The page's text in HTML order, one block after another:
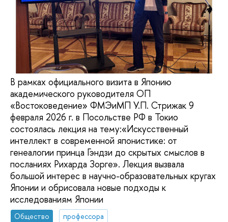
В рамках официального визита в Японию
академического руководителя ОП
«Востоковедение» ФМЭиМП У.П. Стрижак 9
февраля 2026 г. в Посольстве РФ в Токио
состоялась лекция на тему:«Искусственный
интеллект в современной японистике: от
генеалогии принца Гэндзи до скрытых смыслов в
посланиях Рихарда Зорге». Лекция вызвала
большой интерес в научно-образовательных кругах
Японии и обрисовала новые подходы к
исследованиям Японии
Общество профессора